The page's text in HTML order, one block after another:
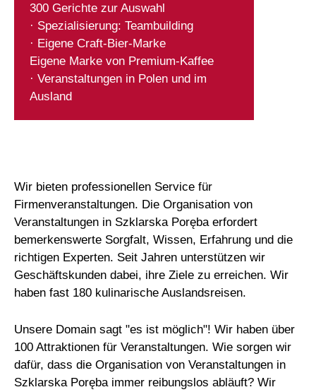
300 Gerichte zur Auswahl
· Spezialisierung: Teambuilding
· Eigene Craft-Bier-Marke
Eigene Marke von Premium-Kaffee
· Veranstaltungen in Polen und im
Ausland
Wir bieten professionellen Service für
Firmenveranstaltungen. Die Organisation von
Veranstaltungen in Szklarska Poręba erfordert
bemerkenswerte Sorgfalt, Wissen, Erfahrung und die
richtigen Experten. Seit Jahren unterstützen wir
Geschäftskunden dabei, ihre Ziele zu erreichen. Wir
haben fast 180 kulinarische Auslandsreisen.
Unsere Domain sagt "es ist möglich"! Wir haben über
100 Attraktionen für Veranstaltungen. Wie sorgen wir
dafür, dass die Organisation von Veranstaltungen in
Szklarska Poręba immer reibungslos abläuft? Wir